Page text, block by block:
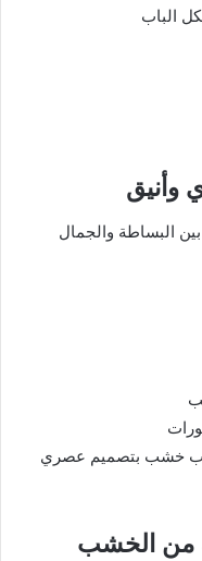
الباب
وأنيق
البساطة والجمال
خشب بتصميم عصري
من الخشب